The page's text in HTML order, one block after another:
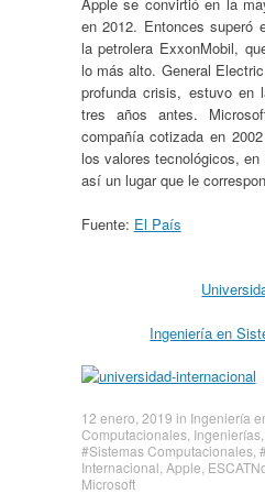
en 2012. Entonces superó
la petrolera ExxonMobil,
lo más alto. General
profunda crisis, estuvo en
tres años antes.
compañía cotizada en
los valores tecnológicos,
así un lugar que le
Fuente: El País
Ingeniería en
12 enero, 2019 in Ingeniería
Computacionales, Ingenierías,
#Sistemas Computacionales,
Internacional Apple
Microsoft